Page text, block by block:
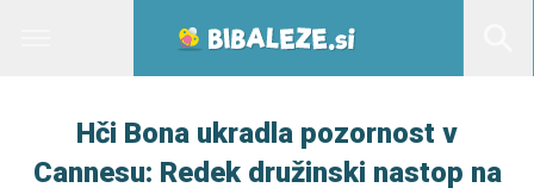
Hči Bona ukradla pozornost v
Cannesu: Redek družinski nastop na